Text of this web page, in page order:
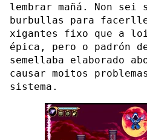
lembrar mañá. Non sei
burbullas para facerlle
xigantes fixo que a
épica, pero o padrón
semellaba elaborado
causar moitos
sistema.